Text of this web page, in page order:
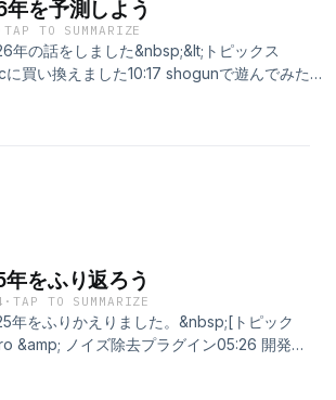
を予測しよう
TAP TO SUMMARIZE
年の話をしました&nbsp;&lt;トピックス
買い換えました10:17 shogunで遊んでみた
articles/5fee11d03a11a1)54:28
エージェント作成サービス LISTENで開く
をふり返ろう
·TAP TO SUMMARIZE
年をふりかえりました。&nbsp;[トピック
&amp; ノイズ除去プラグイン05:26 開発環
ジニアの役割変容45:10 2026年の話[関
github.com/Fission-